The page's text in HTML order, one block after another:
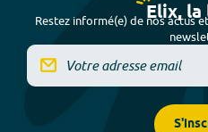
Elix,
Restez informé(e) de nos actus